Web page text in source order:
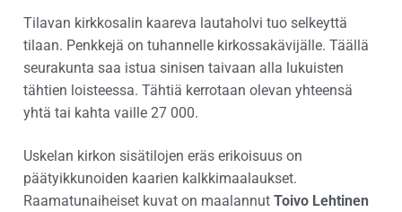
Tilavan kirkkosalin kaareva lautaholvi tuo selkeyttä
tilaan. Penkkejä on tuhannelle kirkossakävijälle. Täällä
seurakunta saa istua sinisen taivaan alla lukuisten
tähtien loisteessa. Tähtiä kerrotaan olevan yhteensä
yhtä tai kahta vaille 27 000.
Uskelan kirkon sisätilojen eräs erikoisuus on
päätyikkunoiden kaarien kalkkimaalaukset.
Raamatunaiheiset kuvat on maalannut Toivo Lehtinen